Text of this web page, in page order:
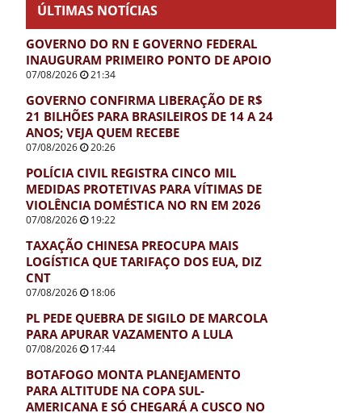
ÚLTIMAS NOTÍCIAS
GOVERNO DO RN E GOVERNO FEDERAL
INAUGURAM PRIMEIRO PONTO DE APOIO
07/08/2026 21:34
GOVERNO CONFIRMA LIBERAÇÃO DE R$
21 BILHÕES PARA BRASILEIROS DE 14 A 24
ANOS; VEJA QUEM RECEBE
07/08/2026 20:26
POLÍCIA CIVIL REGISTRA CINCO MIL
MEDIDAS PROTETIVAS PARA VÍTIMAS DE
VIOLÊNCIA DOMÉSTICA NO RN EM 2026
07/08/2026 19:22
TAXAÇÃO CHINESA PREOCUPA MAIS
LOGÍSTICA QUE TARIFAÇO DOS EUA, DIZ
CNT
07/08/2026 18:06
PL PEDE QUEBRA DE SIGILO DE MARCOLA
PARA APURAR VAZAMENTO A LULA
07/08/2026 17:44
BOTAFOGO MONTA PLANEJAMENTO
PARA ALTITUDE NA COPA SUL-
AMERICANA E SÓ CHEGARÁ A CUSCO NO